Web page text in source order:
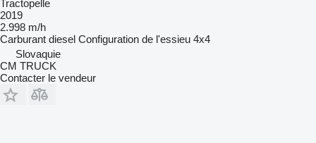
Tractopelle
2019
2.998 m/h
Carburant diesel Configuration de l'essieu 4x4
Slovaquie
CM TRUCK
Contacter le vendeur